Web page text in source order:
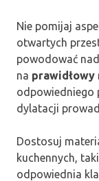
Nie pomijaj
otwartych
powodować
na prawidłowy
odpowiedniego
dylatacji
Dostosuj
kuchennych,
odpowiednia